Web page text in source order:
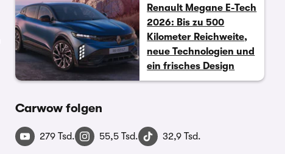
Renault Megane E-Tech
2026: Bis zu 500
Kilometer Reichweite,
neue Technologien und
ein frisches Design
Carwow folgen
279 Tsd. 55,5 Tsd. 32,9 Tsd.